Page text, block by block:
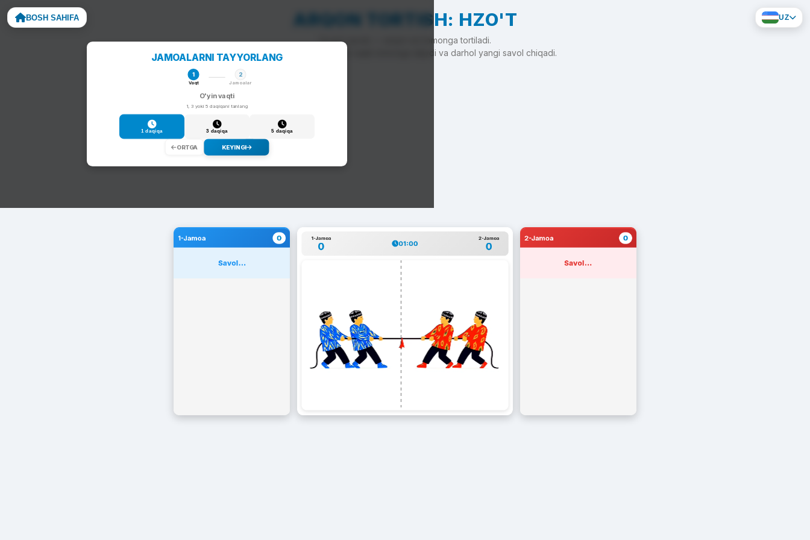
BOSH SAHIFA UZ
ARQON TORTISH: HZO'T
To'g'ri javob — arqon siz tomonga tortiladi.
Noto'g'ri javob — arqon raqib tomonga siljiydi va darhol yangi savol chiqadi.
JAMOALARNI TAYYORLANG
1
Vaqt
2
Jamoalar
O'yin vaqti
1, 3 yoki 5 daqiqani tanlang
1 daqiqa 3 daqiqa 5 daqiqa
ORTGA KEYINGI
1-Jamoa 0
Savol...
1-Jamoa
0 01:00
2-Jamoa
0
2-Jamoa 0
Savol...